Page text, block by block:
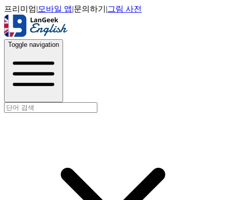
프리미엄| 모바일 앱|문의하기 |그림 사전
Toggle navigation